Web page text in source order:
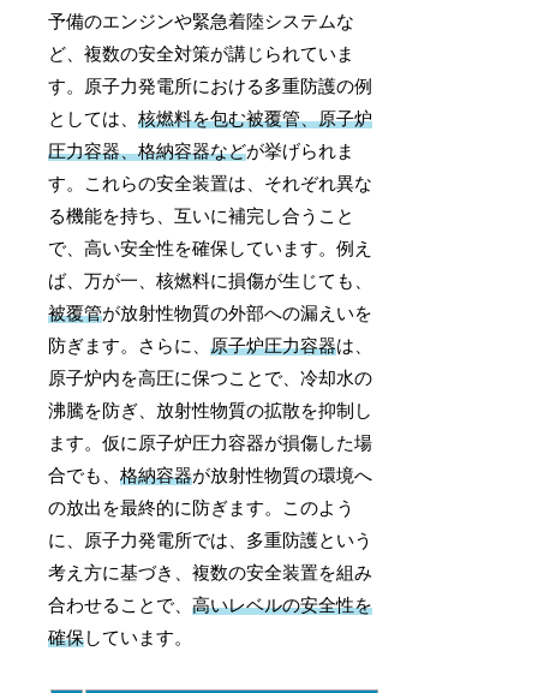
予備のエンジンや緊急着陸システムな
ど、複数の安全対策が講じられていま
す。原子力発電所における多重防護の例
としては、核燃料を包む被覆管、原子炉
圧力容器、格納容器などが挙げられま
す。これらの安全装置は、それぞれ異な
る機能を持ち、互いに補完し合うこと
で、高い安全性を確保しています。例え
ば、万が一、核燃料に損傷が生じても、
被覆管が放射性物質の外部への漏えいを
防ぎます。さらに、原子炉圧力容器は、
原子炉内を高圧に保つことで、冷却水の
沸騰を防ぎ、放射性物質の拡散を抑制し
ます。仮に原子炉圧力容器が損傷した場
合でも、格納容器が放射性物質の環境へ
の放出を最終的に防ぎます。このよう
に、原子力発電所では、多重防護という
考え方に基づき、複数の安全装置を組み
合わせることで、高いレベルの安全性を
確保しています。